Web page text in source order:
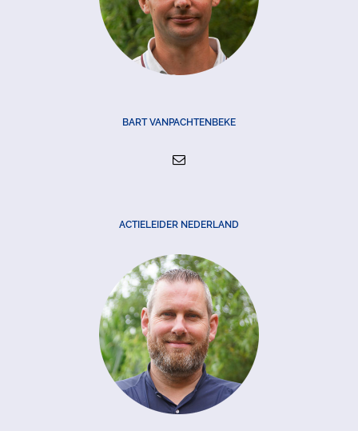
BART VANPACHTENBEKE
ACTIELEIDER NEDERLAND